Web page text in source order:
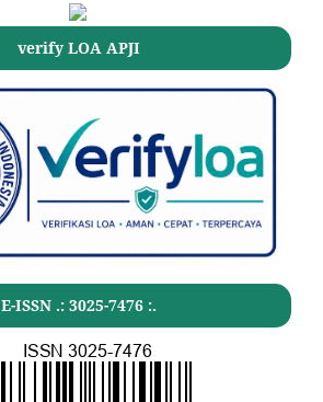
verify LOA APJI
E-ISSN .: 3025-7476:.